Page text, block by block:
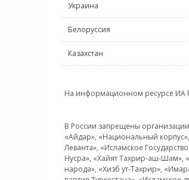
Украина
Белоруссия
Казахстан
На информационном ресурсе ИА
В России запрещены организации
«Айдар», «Национальный
Леванта», «Исламское
Нусра», «Хайят Тахрир-аш-Шам»,
народа», «Хизб ут-Тахрир»,